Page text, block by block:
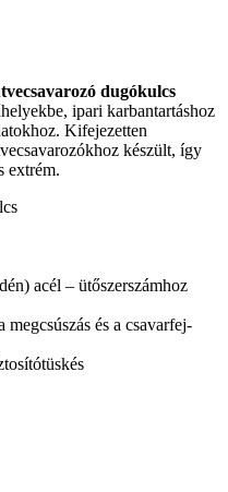
dugókulcs
ipari karbantartáshoz
Kifejezetten
készült, így
extrém.
acél – ütőszerszámhoz
megcsúszás és a csavarfej-
jobb rezgéselnyelésének
használatra, mint